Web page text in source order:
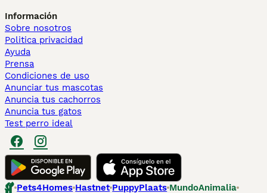
Información
Sobre nosotros
Politica privacidad
Ayuda
Prensa
Condiciones de uso
Anunciar tus mascotas
Anuncia tus cachorros
Anuncia tus gatos
Test perro ideal
Pets4Homes Hastnet PuppyPlaats MundoAnimalia